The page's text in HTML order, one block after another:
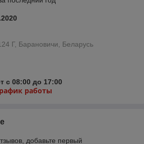
Г, Барановичи, Беларусь
с 08:00 до 17:00
работы
добавьте первый